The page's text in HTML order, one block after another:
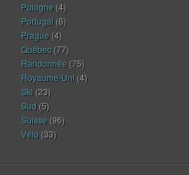
Pologne (4)
Portugal (6)
Prague (4)
Québec(77)
Randonnée (75)
Royaume-Uni (4)
Ski (23)
Sud (5)
Suisse (96)
Vélo (33)